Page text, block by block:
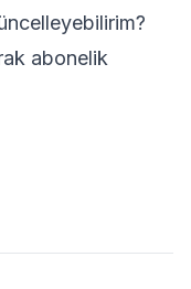
abonelik